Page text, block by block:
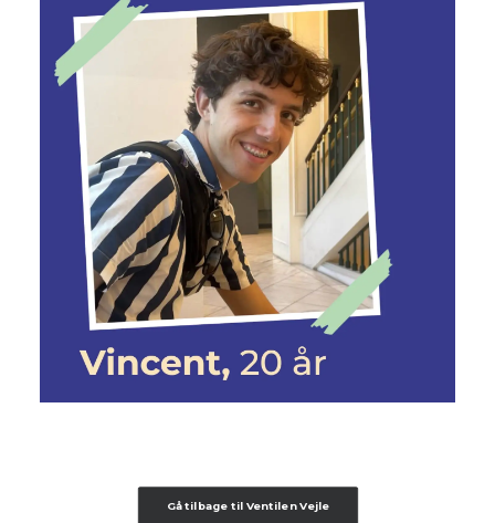
Gå tilbage til Ventilen Vejle